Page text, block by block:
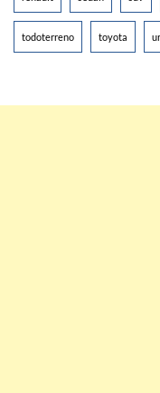
todoterreno toyota